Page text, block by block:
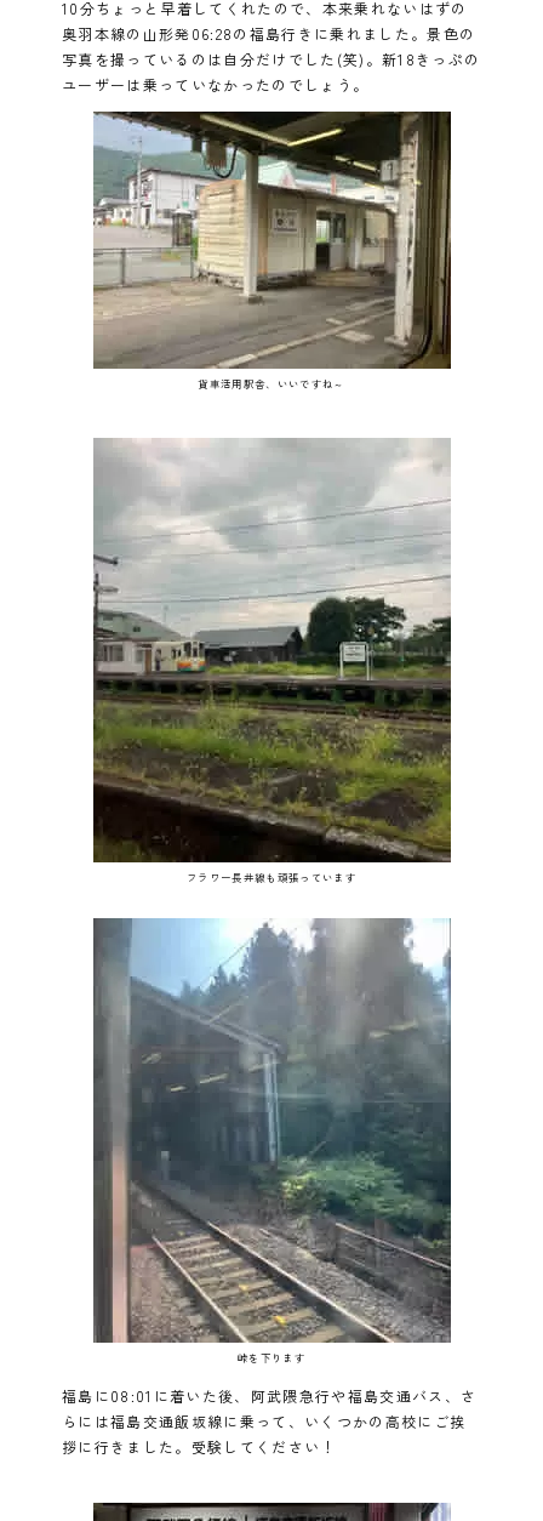
10分ちょっと早着してくれたので、本来乗れないはずの
奥羽本線の山形発06:28の福島行きに乗れました。景色の
写真を撮っているのは自分だけでした(笑)。新18きっぷの
ユーザーは乗っていなかったのでしょう。
貨車活用駅舎、いいですね～
フラワー長井線も頑張っています
峠を下ります
福島に08:01に着いた後、阿武隈急行や福島交通バス、さ
らには福島交通飯坂線に乗って、いくつかの高校にご挨
拶に行きました。受験してください！